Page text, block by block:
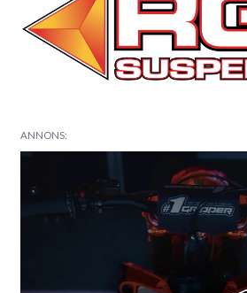
ANNONS: